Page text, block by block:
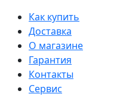
Как купить
Доставка
О магазине
Гарантия
Контакты
Сервис